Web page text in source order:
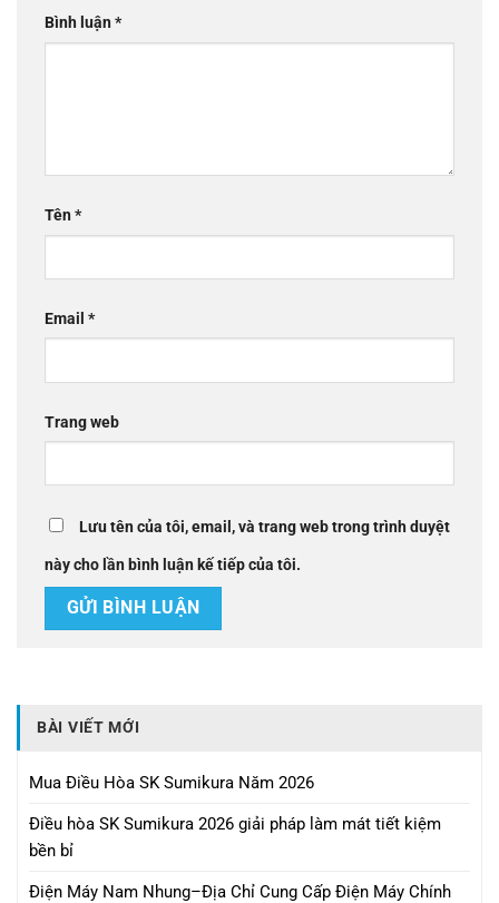
Bình luận*
Tên*
Email *
Trang web
Lưu tên của tôi, email, và trang web trong trình duyệt
này cho lần bình luận kế tiếp của tôi.
BÀI VIẾT MỚI
Mua Điều Hòa SK Sumikura Năm 2026
Điều hòa SK Sumikura 2026 giải pháp làm mát tiết kiệm
bền bỉ
Điện Máy Nam Nhung–Địa Chỉ Cung Cấp Điện Máy Chính